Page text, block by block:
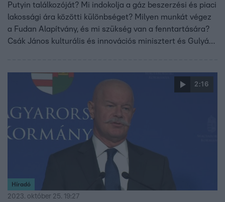
Putyin találkozóját? Mi indokolja a gáz beszerzési és piaci
lakossági ára közötti különbséget? Milyen munkát végez
a Fudan Alapítvány, és mi szükség van a fenntartására?
Csák János kulturális és innovációs minisztert és Gulyás
videóban.
2:16
Híradó
2023. október 25. 19:27